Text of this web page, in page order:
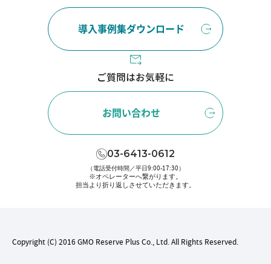
導入事例集ダウンロード
ご質問はお気軽に
お問い合わせ
03-6413-0612
（電話受付時間／平日9:00-17:30）
※オペレーターへ繋がります。
担当より折り返しさせていただきます。
Copyright (C) 2016 GMO Reserve Plus Co., Ltd. All Rights Reserved.